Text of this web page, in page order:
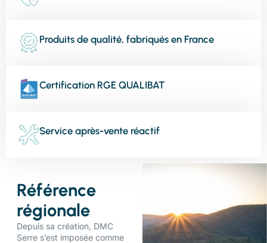
Produits de qualité, fabriqués en France
Certification RGE QUALIBAT
Service après-vente réactif
Référence
régionale
Depuis sa création, DMC
Serre s’est imposée comme